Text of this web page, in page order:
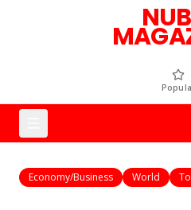
Economy/Business World